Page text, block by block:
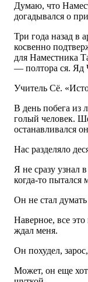
Думаю, что
догадывался о
Три года назад в
косвенно
для Наместника
— полтора ся. Яд
Учитель Сё.
В день побега из
голый человек.
останавливался
Нас разделяло
Я не сразу узнал
когда-то пытался
Он не стал
Наверное, все
ждал меня.
Он похудел,
Может, он еще